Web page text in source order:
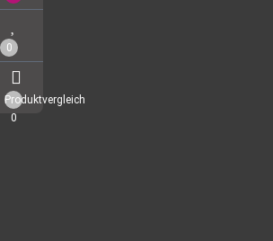
0
Produktvergleich
0